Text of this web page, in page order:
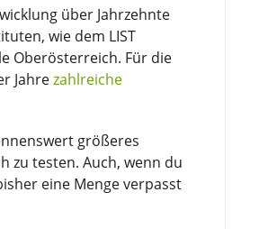
über Jahrzehnte
wie dem LIST
Oberösterreich. Für die
Jahrezahlreiche
größeres
zu testen. Auch, wenn du
eine Menge verpasst